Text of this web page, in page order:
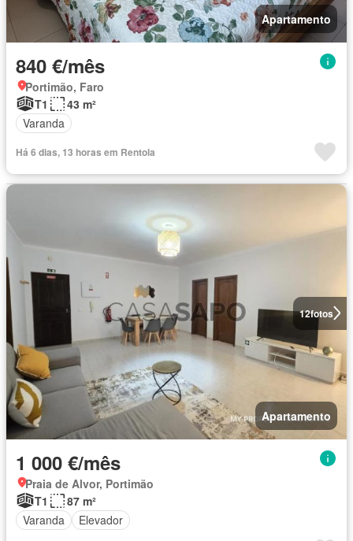
Apartamento
840 €/mês
Portimão, Faro
T1
43 m²
Varanda
Há 6 dias, 13 horas em Rentola
12fotos
Apartamento
1 000 €/mês
Praia de Alvor, Portimão
T1
87 m²
Varanda
Elevador